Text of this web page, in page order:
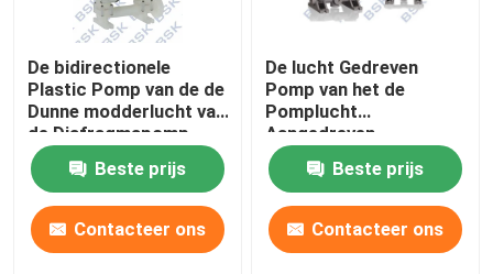
De bidirectionele
Plastic Pomp van de de
Dunne modderlucht van
de Diafragmapomp
voor Farmaceutische
IndustrieBeste prijs
Contacteer ons
De lucht Gedreven
Pomp van het de
Pomplucht
Aangedreven
Diafragma van het
Polypropyleendiafragma
Beste prijs
Contacteer ons